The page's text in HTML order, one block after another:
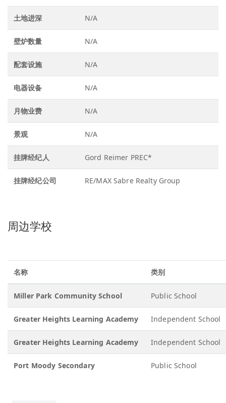
土地进深 N/A
壁炉数量 N/A
配套设施 N/A
电器设备 N/A
月物业费 N/A
景观 N/A
挂牌经纪人 Gord Reimer PREC*
挂牌经纪公司 RE/MAX Sabre Realty Group
周边学校
名称 类别
Miller Park Community School Public School
Greater Heights Learning Academy Independent School
Greater Heights Learning Academy Independent School
Port Moody Secondary Public School